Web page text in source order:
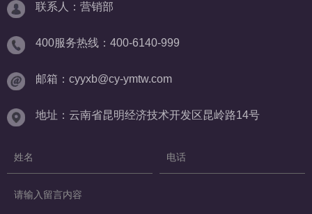
联系人：营销部
400服务热线：400-6140-999
邮箱：cyyxb@cy-ymtw.com
地址：云南省昆明经济技术开发区昆岭路14号